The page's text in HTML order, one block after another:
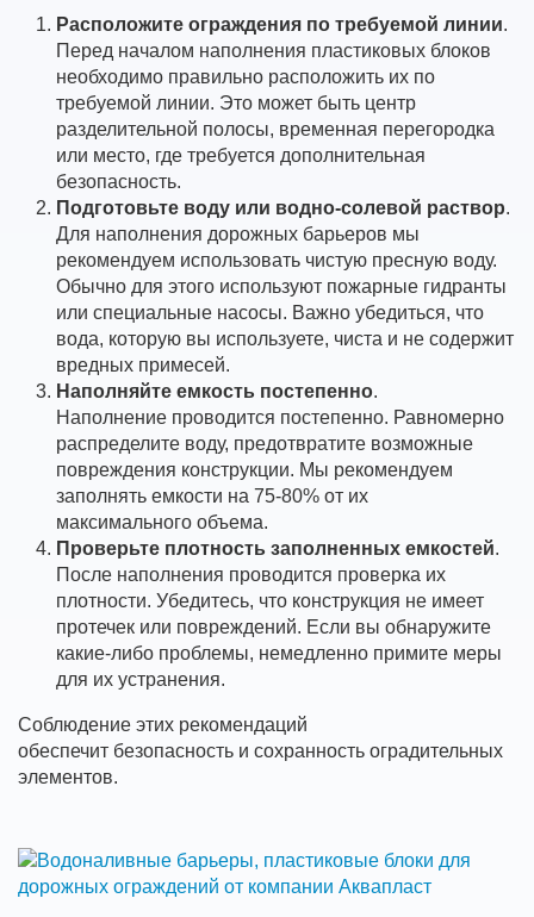
Расположите ограждения по требуемой линии.
Перед началом наполнения пластиковых блоков
необходимо правильно расположить их по
требуемой линии. Это может быть центр
разделительной полосы, временная перегородка
или место, где требуется дополнительная
безопасность.
Подготовьте воду или водно-солевой раствор.
Для наполнения дорожных барьеров мы
рекомендуем использовать чистую пресную воду.
Обычно для этого используют пожарные гидранты
или специальные насосы. Важно убедиться, что
вода, которую вы используете, чиста и не содержит
вредных примесей.
Наполняйте емкость постепенно.
Наполнение проводится постепенно. Равномерно
распределите воду, предотвратите возможные
повреждения конструкции. Мы рекомендуем
заполнять емкости на 75-80% от их
максимального объема.
Проверьте плотность заполненных емкостей.
После наполнения проводится проверка их
плотности. Убедитесь, что конструкция не имеет
протечек или повреждений. Если вы обнаружите
какие-либо проблемы, немедленно примите меры
для их устранения.
Соблюдение этих рекомендаций
обеспечит безопасность и сохранность оградительных
элементов.